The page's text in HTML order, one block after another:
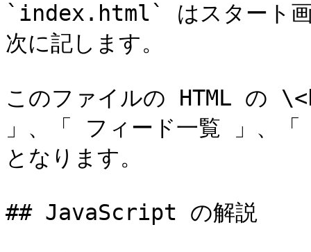
`index.html` はスタート画
次に記します。
このファイルの HTML
」、「 フィード一覧 」、
となります。
## JavaScript の解説